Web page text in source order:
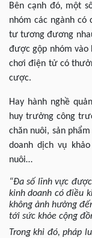
Bên cạnh đó, một
nhóm các ngành có
tư tương đương
được gộp nhóm
chơi điện tử có
cược.
Hay hành nghề
huy trưởng công
chăn nuôi, sản
doanh dịch vụ
nuôi…
“Đa số lĩnh vực
kinh doanh có điều
không ảnh hưởng
tới sức khỏe cộng
Trong khi đó, pháp